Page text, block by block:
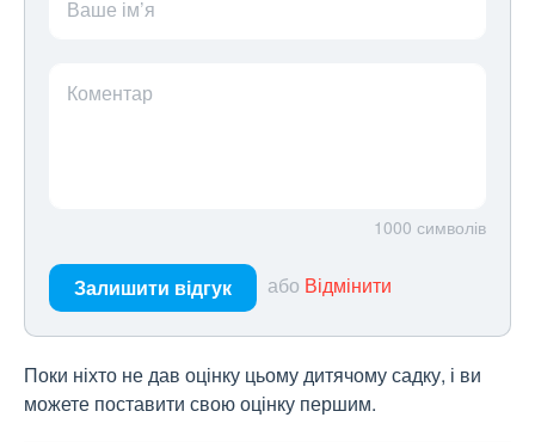
Ваше ім’я
Коментар
1000 символів
Залишити відгук або Відмінити
Поки ніхто не дав оцінку цьому дитячому садку, і ви
можете поставити свою оцінку першим.